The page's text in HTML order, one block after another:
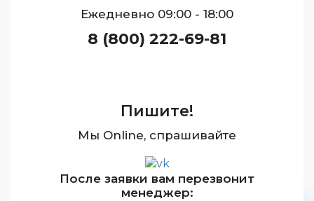
Ежедневно 09:00 - 18:00
8 (800) 222-69-81
Пишите!
Мы Online, спрашивайте
После заявки вам перезвонит
менеджер: